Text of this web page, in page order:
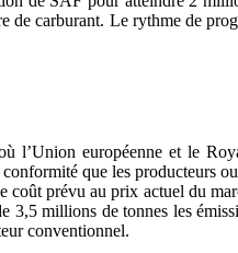
carburant. Le rythme de
l’Union européenne et le
que les
coût prévu au prix actuel du
millions de tonnes les
conventionnel.